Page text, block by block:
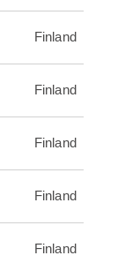
Finland
Finland
Finland
Finland
Finland